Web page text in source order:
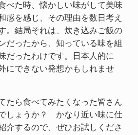
べた時、懐かしい味がして美味
感を感じ、その理由を数日考え
。結局それは、炊き込みご飯の
だったから、知っている味を組
だったわけです。日本人的に
にできない発想かもしれませ
たら食べてみたくなった皆さん
しょうか？ かなり近い味に仕
介するので、ぜひお試しくださ